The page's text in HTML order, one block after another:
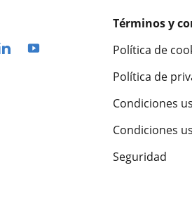
Términos y
Política de
Política de
Condiciones
Condiciones
Seguridad